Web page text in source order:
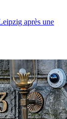
après une